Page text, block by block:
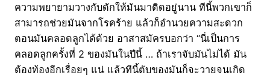
ความพยายามวางกับดักให้มันมาติดอยู่นาน ทีนี้พวกเขาก็
สามารถช่วยมันจากโรคร้าย แล้วก็อำนวยความสะดวก
ตอนมันคลอดลูกได้ด้วย อาสาสมัครบอกว่า “นี่เป็นการ
คลอดลูกครั้งที่ 2 ของมันในปีนี้ … ถ้าเราจับมันไม่ได้ มัน
ต้องท้องอีกเรื่อยๆ แน่ แล้วทีนี้ตับของมันก็จะวายจนเกิด